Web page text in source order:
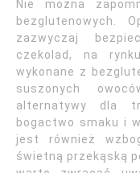
Nie można
bezglutenowych.
zazwyczaj
czekolad, na
wykonane z
suszonych
alternatywy dla
bogactwo smaku i
jest również
świetną przekąską